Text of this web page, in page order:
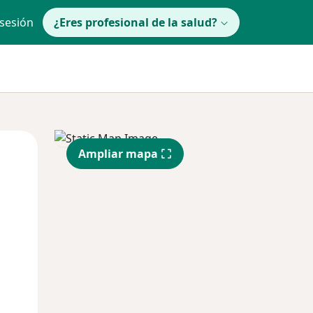
¿Eres profesional de la salud?
Jue
13 Ago
Vie
14 Ago
Ampliar mapa